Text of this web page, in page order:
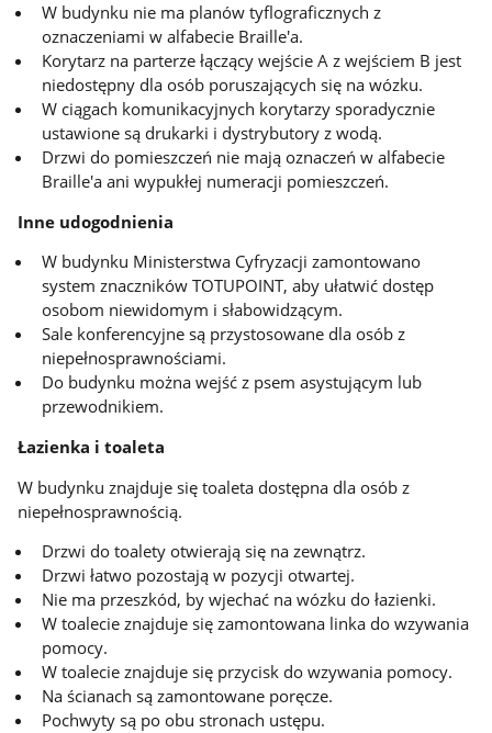
W budynku nie ma planów tyflograficznych z
oznaczeniami w alfabecie Braille'a.
Korytarz na parterze łączący wejście A z wejściem B jest
niedostępny dla osób poruszających się na wózku.
W ciągach komunikacyjnych korytarzy sporadycznie
ustawione są drukarki i dystrybutory z wodą.
Drzwi do pomieszczeń nie mają oznaczeń w alfabecie
Braille'a ani wypukłej numeracji pomieszczeń.
Inne udogodnienia
W budynku Ministerstwa Cyfryzacji zamontowano
system znaczników TOTUPOINT, aby ułatwić dostęp
osobom niewidomym i słabowidzącym.
Sale konferencyjne są przystosowane dla osób z
niepełnosprawnościami.
Do budynku można wejść z psem asystującym lub
przewodnikiem.
Łazienka i toaleta
W budynku znajduje się toaleta dostępna dla osób z
niepełnosprawnością.
Drzwi do toalety otwierają się na zewnątrz.
Drzwi łatwo pozostają w pozycji otwartej.
Nie ma przeszkód, by wjechać na wózku do łazienki.
W toalecie znajduje się zamontowana linka do wzywania
pomocy.
W toalecie znajduje się przycisk do wzywania pomocy.
Na ścianach są zamontowane poręcze.
Pochwyty są po obu stronach ustępu.